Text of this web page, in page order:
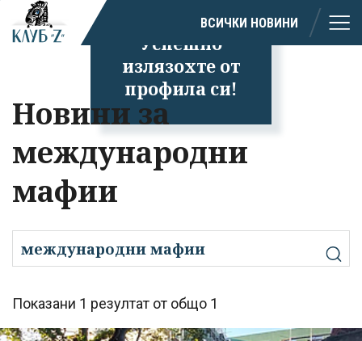
Успешно
излязохте от
профила си!
ВСИЧКИ НОВИНИ
Новини за
международни
мафии
Показани 1 резултат от общо 1